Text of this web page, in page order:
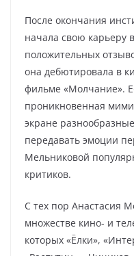
После окончания
начала свою карьеру
положительных
она дебютировала в
фильме «Молчание».
проникновенная
экране
передавать эмоции
Мельниковой
критиков.
С тех пор Анастасия
множестве кино- и
которых «Ёлки»,